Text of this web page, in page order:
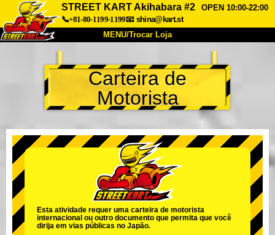
STREET KART Akihabara #2
OPEN 10:00-22:00
📞+81-80-1199-1199📧 shina@kart.st
MENU/Trocar Loja
Sobre Especificações Preços
Acesso Opiniões FAQ
Trocar Loja
Tokyo Akihabara#1
Tokyo Akihabara#2
Tokyo Shibuya Annex Tokyo Bay
Tokyo Asakusa
Carteira de
Motorista
Esta atividade requer uma carteira de motorista
internacional ou outro documento que permita que você
dirija em vias públicas no Japão.